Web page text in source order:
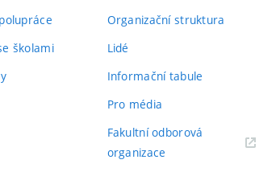
školami
Organizační struktura
Lidé
Informační tabule
Pro média
Fakultní odborová
organizace